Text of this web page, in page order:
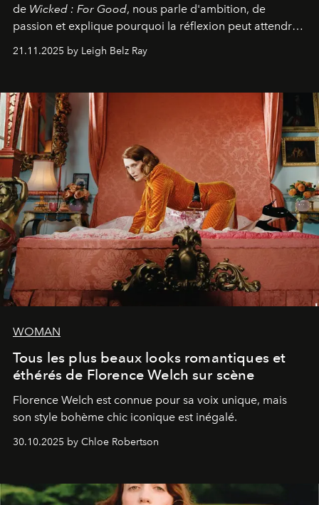
de Wicked : For Good, nous parle d'ambition, de
passion et explique pourquoi la réflexion peut attendre.
Elle avoue :
"C'est libérateur d'interpréter un
personnage qui dit : 'C'est mon désir, mon ambition, ma
21.11.2025 by Leigh Belz Ray
WOMAN
Tous les plus beaux looks romantiques et
éthérés de Florence Welch sur scène
Florence Welch est connue pour sa voix unique, mais
son style bohème chic iconique est inégalé.
30.10.2025 by Chloe Robertson